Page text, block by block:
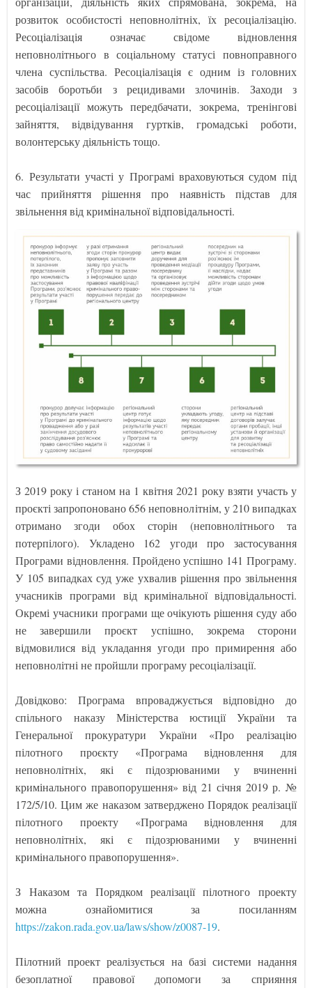
розвиток особистості неповнолітніх, їх ресоціалізацію.
Ресоціалізація означає свідоме відновлення
неповнолітнього в соціальному статусі повноправного
члена суспільства. Ресоціалізація є одним із головних
засобів боротьби з рецидивами злочинів. Заходи з
ресоціалізації можуть передбачати, зокрема, тренінгові
зайняття, відвідування гуртків, громадські роботи,
волонтерську діяльність тощо.
6. Результати участі у Програмі враховуються судом під
час прийняття рішення про наявність підстав для
звільнення від кримінальної відповідальності.
З 2019 року і станом на 1 квітня 2021 року взяти участь у
проєкті запропоновано 656 неповнолітнім, у 210 випадках
отримано згоди обох сторін (неповнолітнього та
потерпілого). Укладено 162 угоди про застосування
Програми відновлення. Пройдено успішно 141 Програму.
У 105 випадках суд уже ухвалив рішення про звільнення
учасників програми від кримінальної відповідальності.
Окремі учасники програми ще очікують рішення суду або
не завершили проєкт успішно, зокрема сторони
відмовилися від укладання угоди про примирення або
неповнолітні не пройшли програму ресоціалізації.
Довідково: Програма впроваджується відповідно до
спільного наказу Міністерства юстиції України та
Генеральної прокуратури України «Про реалізацію
пілотного проєкту «Програма відновлення для
неповнолітніх, які є підозрюваними у вчиненні
кримінального правопорушення» від 21 січня 2019 р. №
172/5/10. Цим же наказом затверджено Порядок реалізації
пілотного проекту «Програма відновлення для
неповнолітніх, які є підозрюваними у вчиненні
кримінального правопорушення».
З Наказом та Порядком реалізації пілотного проекту
можна ознайомитися за посиланням
https://zakon.rada.gov.ua/laws/show/z0087-19.
Пілотний проект реалізується на базі системи надання
безоплатної правової допомоги за сприяння